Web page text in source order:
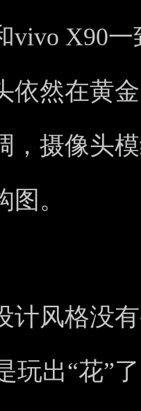
vivo X90
依然在黄
，摄像头
。
计风格没
玩出“花”